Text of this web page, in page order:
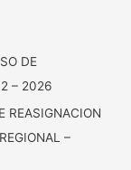
DE
2 – 2026
REASIGNACION
–